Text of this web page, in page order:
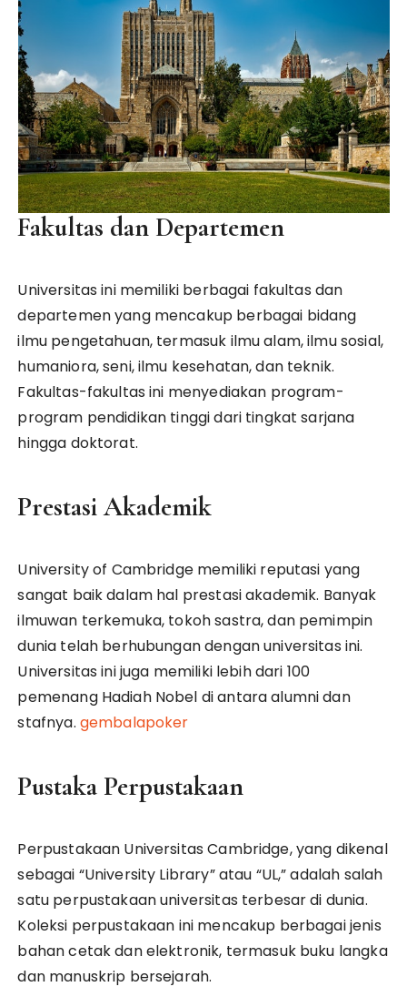
Fakultas dan Departemen
Universitas ini memiliki berbagai fakultas dan
departemen yang mencakup berbagai bidang
ilmu pengetahuan, termasuk ilmu alam, ilmu sosial,
humaniora, seni, ilmu kesehatan, dan teknik.
Fakultas-fakultas ini menyediakan program-
program pendidikan tinggi dari tingkat sarjana
hingga doktorat.
Prestasi Akademik
University of Cambridge memiliki reputasi yang
sangat baik dalam hal prestasi akademik. Banyak
ilmuwan terkemuka, tokoh sastra, dan pemimpin
dunia telah berhubungan dengan universitas ini.
Universitas ini juga memiliki lebih dari 100
pemenang Hadiah Nobel di antara alumni dan
stafnya. gembalapoker
Pustaka Perpustakaan
Perpustakaan Universitas Cambridge, yang dikenal
sebagai “University Library” atau “UL,” adalah salah
satu perpustakaan universitas terbesar di dunia.
Koleksi perpustakaan ini mencakup berbagai jenis
bahan cetak dan elektronik, termasuk buku langka
dan manuskrip bersejarah.